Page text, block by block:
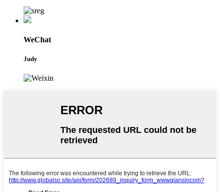
WeChat
Judy